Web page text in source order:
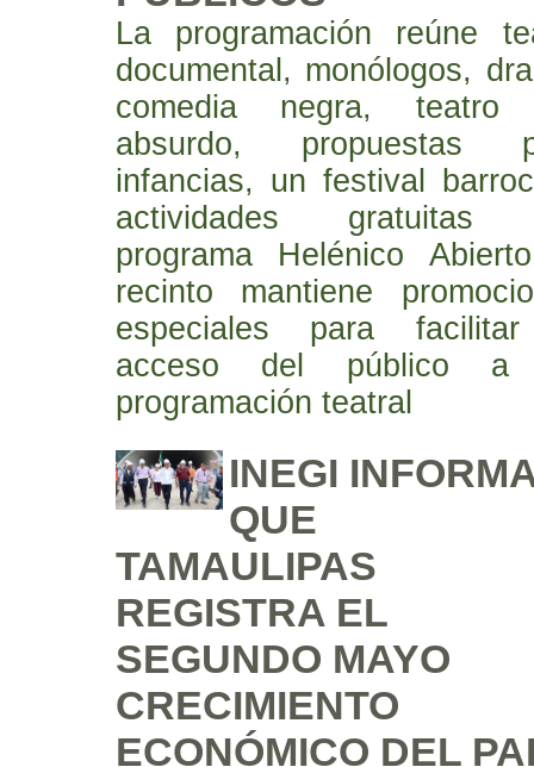
La programación reúne
documental, monólogos,
comedia negra, teatro
absurdo, propuestas
infancias, un festival
actividades gratuitas
programa Helénico
recinto mantiene
especiales para
acceso del público a
programación teatral
INEGI
QUE
TAMAULIPAS
REGISTRA EL
SEGUNDO MAYO
CRECIMIENTO
ECONÓMICO DEL